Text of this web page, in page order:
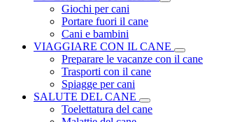
Giochi per cani
Portare fuori il cane
Cani e bambini
VIAGGIARE CON IL CANE
Preparare le vacanze con il cane
Trasporti con il cane
Spiagge per cani
SALUTE DEL CANE
Toelettatura del cane